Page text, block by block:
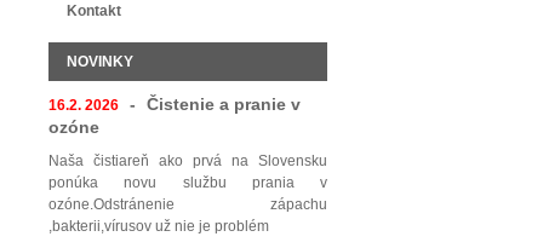
Kontakt
NOVINKY
16.2. 2026 -
Čistenie a pranie v
ozóne
Naša čistiareň ako prvá na Slovensku
ponúka novu službu prania v
ozóne.Odstránenie zápachu
,bakterii,vírusov už nie je problém